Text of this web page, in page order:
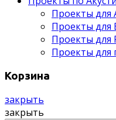
Проекты для
Проекты для
Проекты для
Проекты для
Корзина
закрыть
закрыть